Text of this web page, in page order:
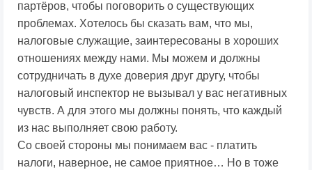
партёров, чтобы поговорить о существующих
проблемах. Хотелось бы сказать вам, что мы,
налоговые служащие, заинтересованы в хороших
отношениях между нами. Мы можем и должны
сотрудничать в духе доверия друг другу, чтобы
налоговый инспектор не вызывал у вас негативных
чувств. А для этого мы должны понять, что каждый
из нас выполняет свою работу.
Со своей стороны мы понимаем вас - платить
налоги, наверное, не самое приятное… Но в тоже